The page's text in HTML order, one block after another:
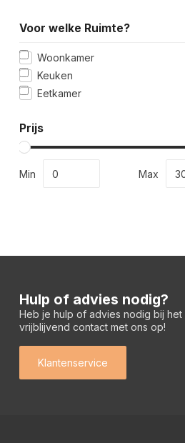
Voor welke Ruimte?
Woonkamer
Keuken
Eetkamer
Prijs
Min Max
Hulp of advies nodig?
Heb je hulp of advies nodig bij
vrijblijvend contact met ons op!
Klantenservice